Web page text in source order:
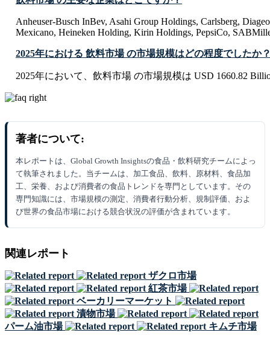
Anheuser-Busch InBev, Asahi Group Holdings, Carlsberg,
Mexicano, Heineken Holding, Kirin Holdings, PepsiCo,
2025年における 飲料市場 の市場規模はどの程度でしたか
2025年において、飲料市場 の市場規模は USD 1660.82
著者について:
本レポートは、Global Growth Insightsの食品・飲料研究チームによっ
て執筆されました。当チームは、加工食品、飲料、原材料、食品加
工、栄養、および消費者の食品トレンドを専門としています。その
専門知識には、市場規模の測定、消費者行動分析、規制評価、およ
び世界の食品市場における競合状況の評価が含まれています。
関連レポート
ザクロ市場
紅茶市場
ベーカリーマーケット
漬物市場
パーム油市場
キムチ市場